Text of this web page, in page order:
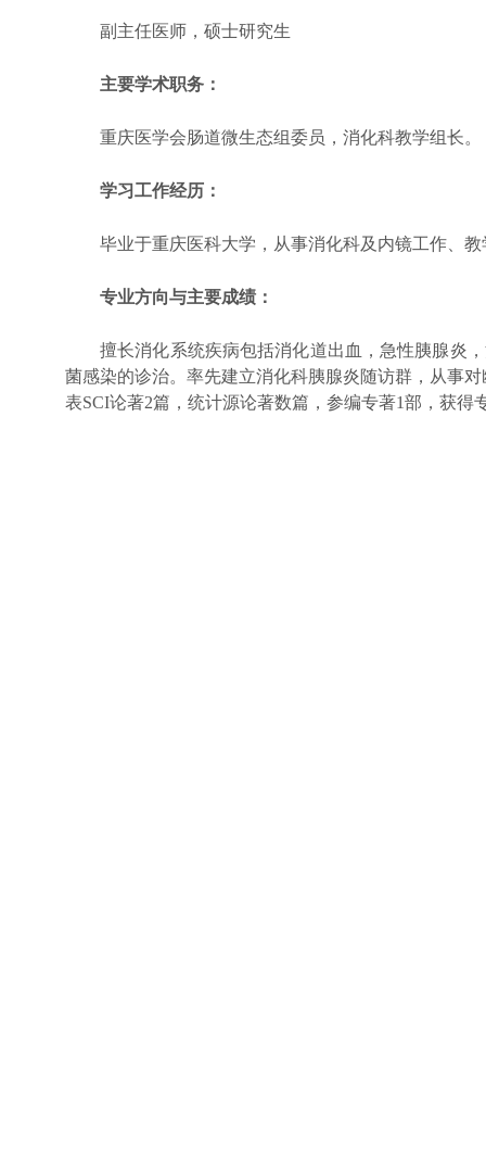
副主任医师，硕士研究生
主要学术职务：
重庆医学会肠道微生态组委员，消化科教学组长。
学习工作经历：
毕业于重庆医科大学，从事消化科及内镜工作、
专业方向与主要成绩：
擅长消化系统疾病包括消化道出血，急性胰腺炎
菌感染的诊治。率先建立消化科胰腺炎随访群，从事
表SCI论著2篇，统计源论著数篇，参编专著1部，获得